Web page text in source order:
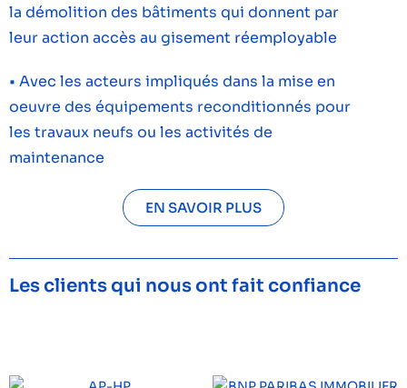
la démolition des bâtiments qui donnent par
leur action accès au gisement réemployable
• Avec les acteurs impliqués dans la mise en
oeuvre des équipements reconditionnés pour
les travaux neufs ou les activités de
maintenance
EN SAVOIR PLUS
Les clients qui nous ont fait confiance